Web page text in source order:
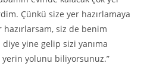
Çünkü size yer hazırlamaya
siz de benim
yine gelip sizi yanıma
yerin yolunu biliyorsunuz.”